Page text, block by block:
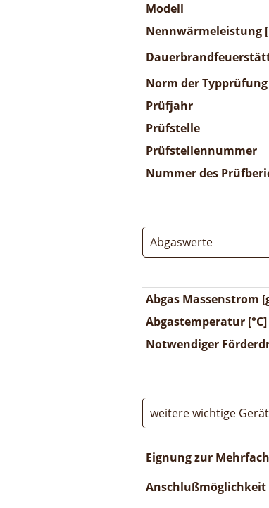
Modell
Nennwärmeleistung
Norm der Typprüfung
Prüfjahr
Prüfstelle
Prüfstellennummer
Nummer des
Abgaswerte
Abgas Massenstrom
Abgastemperatur [°C]
Notwendiger
weitere wichtige
Eignung zur
Anschlußmöglichkeit